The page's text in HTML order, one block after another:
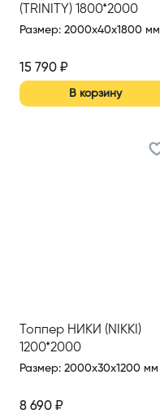
(TRINITY) 1800*2000
Размер: 2000x40x1800 мм
15 790 ₽
В корзину
Топпер НИКИ (NIKKI)
1200*2000
Размер: 2000x30x1200 мм
8 690 ₽